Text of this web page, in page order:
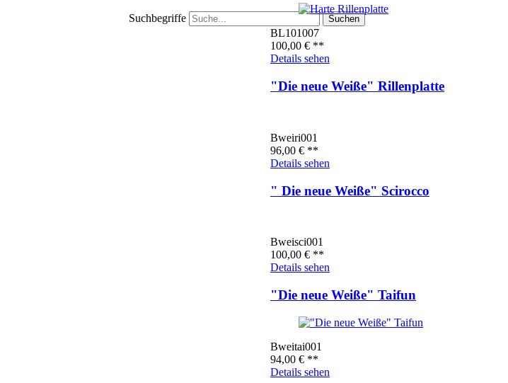
Suchbegriffe
BL101007
100,00 € **
Details sehen
"Die neue Weiße" Rillenplatte
Bweiri001
96,00 € **
Details sehen
" Die neue Weiße" Scirocco
Bweisci001
100,00 € **
Details sehen
"Die neue Weiße" Taifun
Bweitai001
94,00 € **
Details sehen